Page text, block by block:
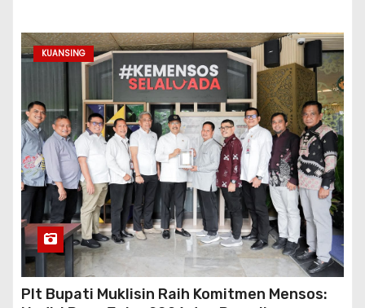
KUANSING
Plt Bupati Muklisin Raih Komitmen Mensos: